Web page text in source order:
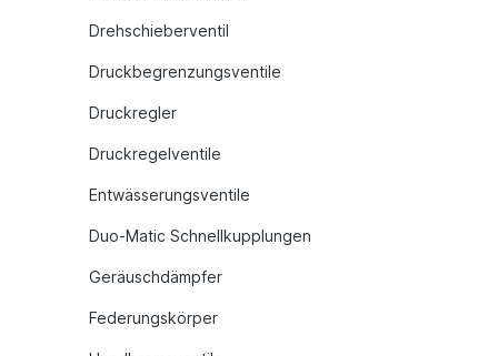
Drehschieberventil
Druckbegrenzungsventile
Druckregler
Druckregelventile
Entwässerungsventile
Duo-Matic Schnellkupplungen
Geräuschdämpfer
Federungskörper